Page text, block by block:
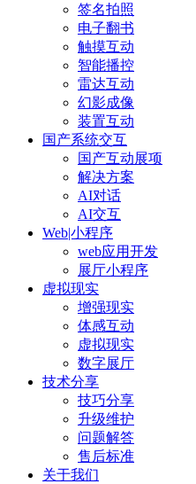
签名拍照
电子翻书
触摸互动
智能播控
雷达互动
幻影成像
装置互动
国产系统交互
国产互动展项
解决方案
AI对话
AI交互
Web|小程序
web应用开发
展厅小程序
虚拟现实
增强现实
体感互动
虚拟现实
数字展厅
技术分享
技巧分享
升级维护
问题解答
售后标准
关于我们